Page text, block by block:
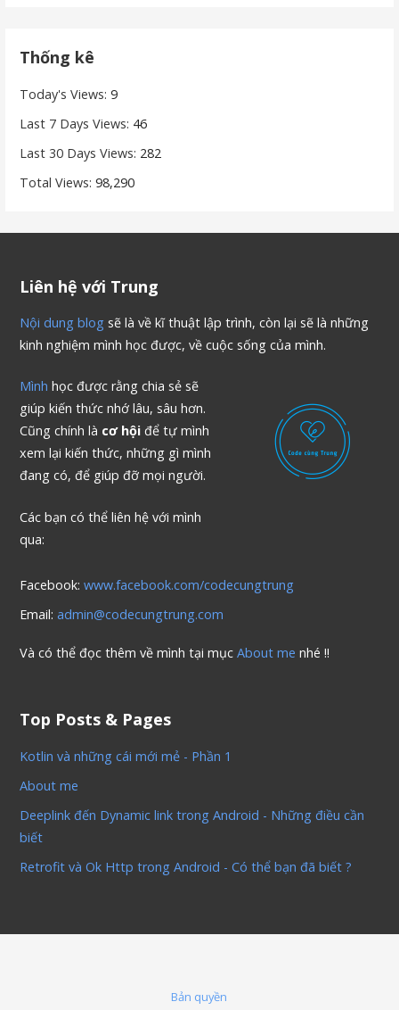
Thống kê
Today's Views:9
Last 7 Days Views: 46
Last 30 Days Views: 282
Total Views:98,290
Liên hệ với Trung
Nội dung blog sẽ là về kĩ thuật lập trình, còn lại sẽ là những
kinh nghiệm mình học được, về cuộc sống của mình.
Mình học được rằng chia sẻ sẽ
giúp kiến thức nhớ lâu, sâu hơn.
Cũng chính là cơ hội để tự mình
xem lại kiến thức, những gì mình
đang có, để giúp đỡ mọi người.
Các bạn có thể liên hệ với mình
qua:
Facebook:www.facebook.com/codecungtrung
Email:admin@codecungtrung.com
Và có thể đọc thêm về mình tại mụcAbout me nhé !!
Top Posts & Pages
Kotlin và những cái mới mẻ - Phần 1
About me
Deeplink đến Dynamic link trong Android - Những điều cần
biết
Retrofit và Ok Http trong Android - Có thể bạn đã biết ?
Bản quyền